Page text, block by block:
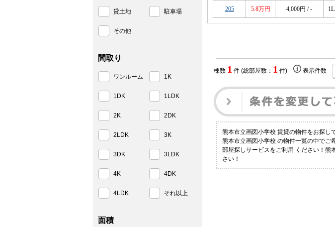
205 5.8万円 4,000円 / -
棟数 1 件 (総部屋数： 1 件) 表示件数
熊本市立画図小学校 賃貸の物件をお探し
熊本市立画図小学校 の物件一覧の中でご
部屋探しサービスをご利用 ください！
さい！
貸土地 駐車場
その他
間取り
ワンルーム 1K
1DK 1LDK
2K 2DK
2LDK 3K
3DK 3LDK
4K 4DK
4LDK それ以上
面積